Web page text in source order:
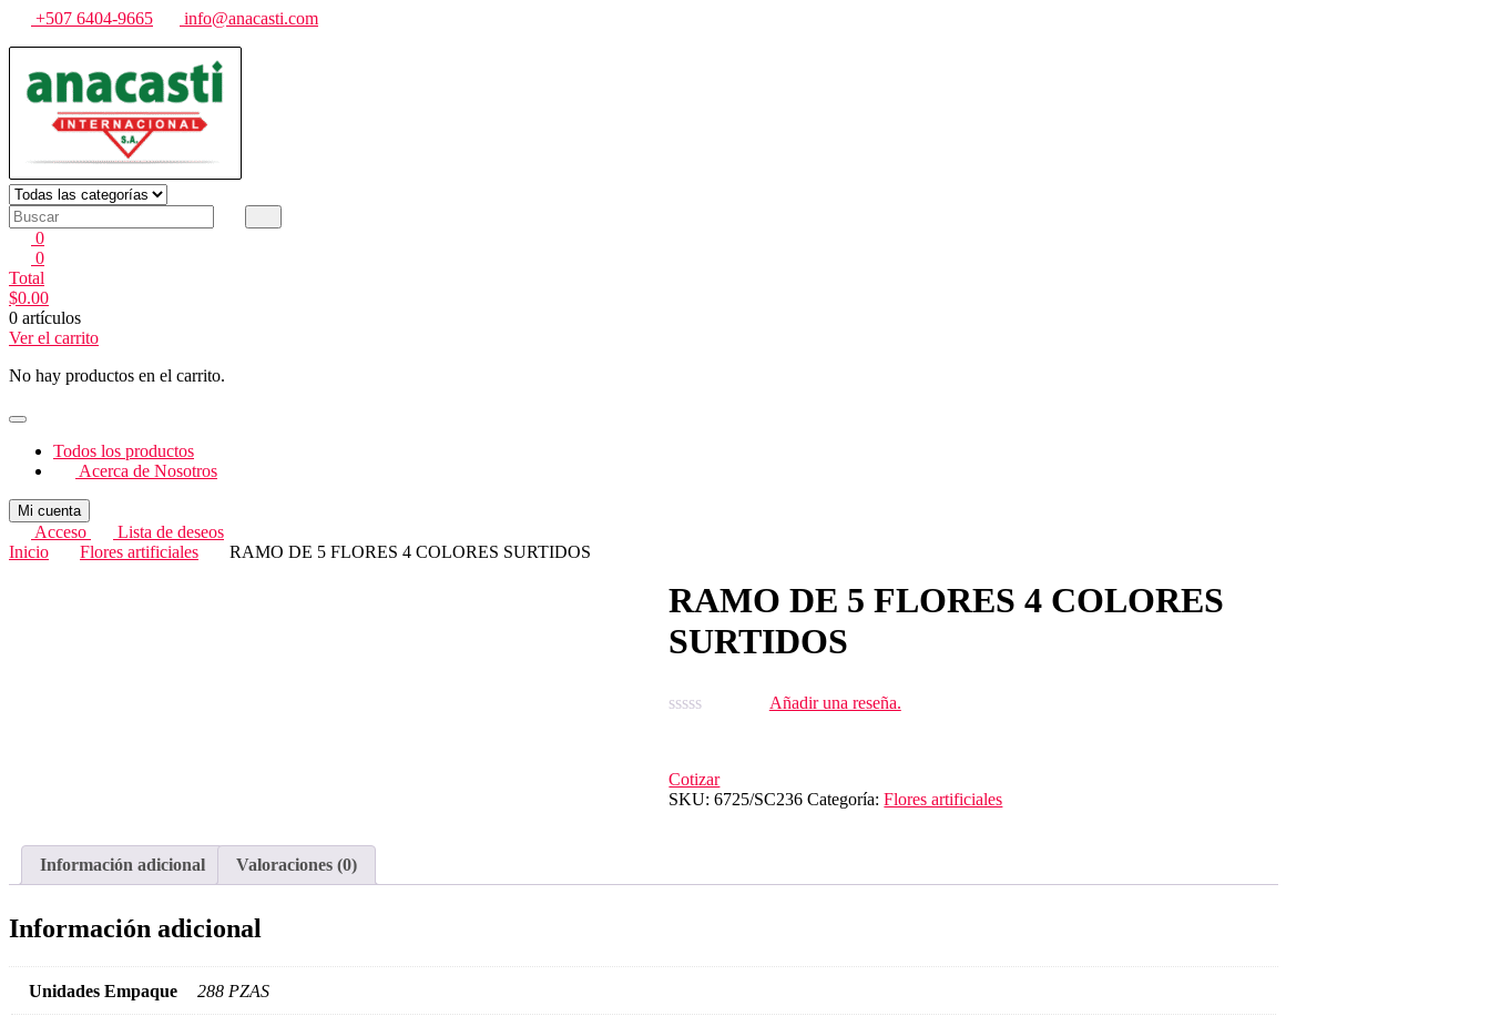
Saltar+507 6404-9665 info@anacasti.com
Anacasti Internacional SA
Ventas de productos al por mayor de flores y plantas. juguetes, navidad, religioso y adornos
0
0
Total
$0.00
0 artículos
Ver el carrito
No hay productos en el carrito.
Todos los productos
Acerca de Nosotros
Mi cuenta
Acceso
Lista de deseos
Inicio
Flores artificiales RAMO DE 5 FLORES 4 COLORES SURTIDOS
RAMO DE 5 FLORES 4 COLORES
SURTIDOS
Añadir una reseña.
Cotizar
SKU:6725/SC236 Categoría:Flores artificiales
Información adicional Valoraciones (0)
Información adicional
Unidades Empaque 288 PZAS